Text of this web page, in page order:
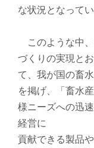
な状況となってい
このような中
づくりの実現と
て、我が国の畜
を掲げ、「畜水
様ニーズへの迅
経営に
貢献できる製品